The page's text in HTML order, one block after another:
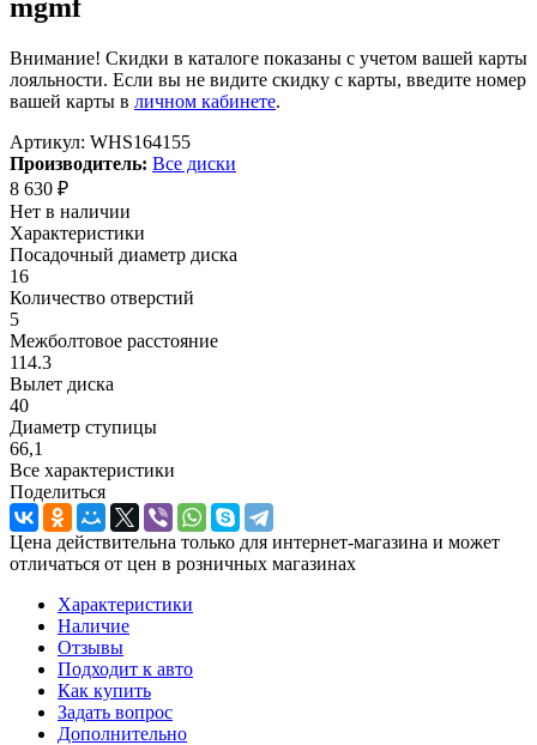
mgmf
Внимание! Скидки в каталоге показаны с учетом вашей карты
лояльности. Если вы не видите скидку с карты, введите номер
вашей карты в личном кабинете.
Артикул: WHS164155
Производитель: Все диски
8 630 ₽
Нет в наличии
Характеристики
Посадочный диаметр диска
16
Количество отверстий
5
Межболтовое расстояние
114.3
Вылет диска
40
Диаметр ступицы
66,1
Все характеристики
Поделиться
Цена действительна только для интернет-магазина и может
отличаться от цен в розничных магазинах
Характеристики
Наличие
Отзывы
Подходит к авто
Как купить
Задать вопрос
Дополнительно